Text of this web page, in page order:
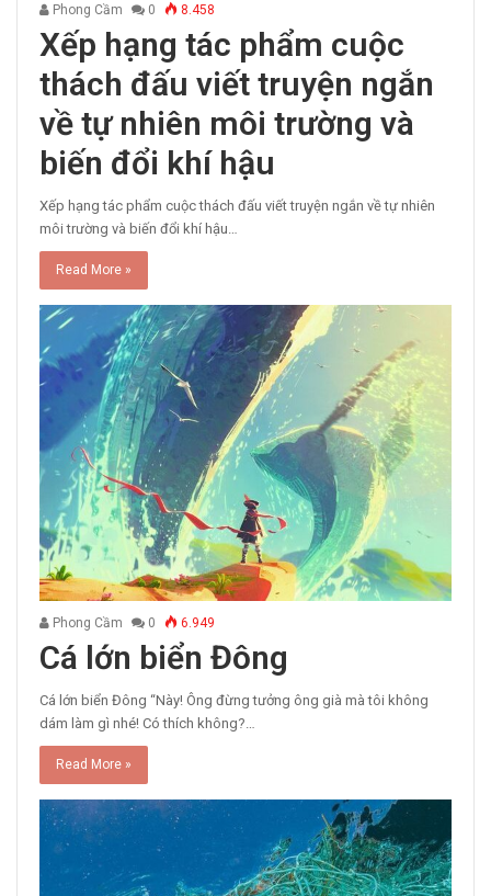
Phong Cầm 0 8.458
Xếp hạng tác phẩm cuộc
thách đấu viết truyện ngắn
về tự nhiên môi trường và
biến đổi khí hậu
Xếp hạng tác phẩm cuộc thách đấu viết truyện ngắn về tự nhiên
môi trường và biến đổi khí hậu…
Read More »
Phong Cầm 0 6.949
Cá lớn biển Đông
Cá lớn biển Đông “Này! Ông đừng tưởng ông già mà tôi không
dám làm gì nhé! Có thích không?…
Read More »